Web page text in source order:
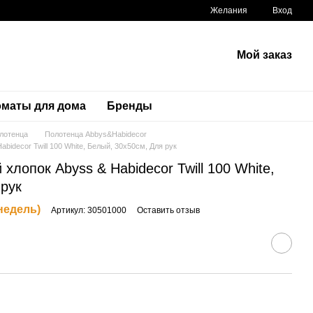
Желания Вход
Мой заказ
для дома Бренды
Полотенца Abbys&Habidecor
Twill 100 White, Белый, 30х50см, Для рук
хлопок Abyss & Habidecor Twill 100 White,
Артикул: 30501000 Оставить отзыв